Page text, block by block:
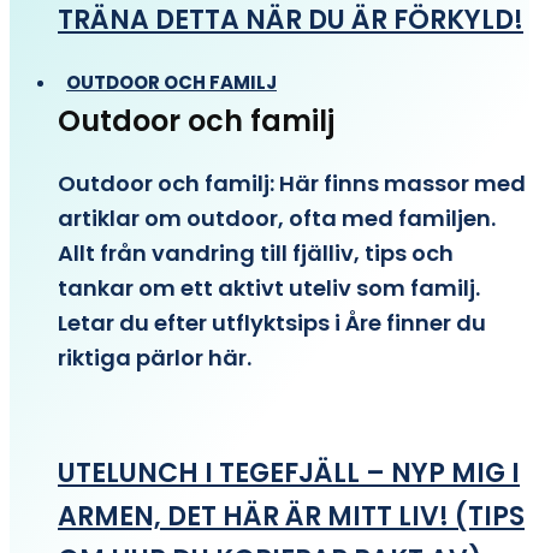
TRÄNA DETTA NÄR DU ÄR FÖRKYLD!
OUTDOOR OCH FAMILJ
Outdoor och familj
Outdoor och familj: Här finns massor med
artiklar om outdoor, ofta med familjen.
Allt från vandring till fjälliv, tips och
tankar om ett aktivt uteliv som familj.
Letar du efter utflyktsips i Åre finner du
riktiga pärlor här.
UTELUNCH I TEGEFJÄLL – NYP MIG I
ARMEN, DET HÄR ÄR MITT LIV! (TIPS